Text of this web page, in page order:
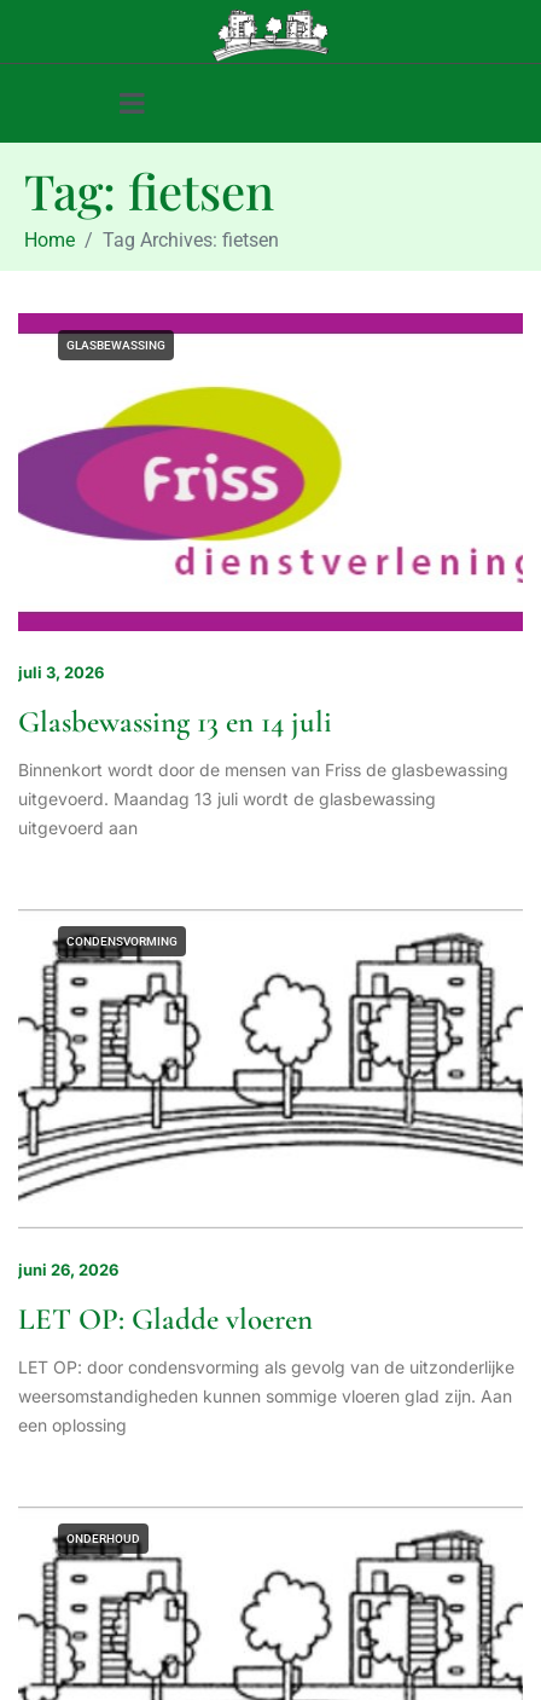
Tag: fietsen
Home Tag Archives: fietsen
GLASBEWASSING
juli 3, 2026
Glasbewassing 13 en 14 juli
Binnenkort wordt door de mensen van Friss de glasbewassing
uitgevoerd. Maandag 13 juli wordt de glasbewassing
uitgevoerd aan
CONDENSVORMING
juni 26, 2026
LET OP: Gladde vloeren
LET OP: door condensvorming als gevolg van de uitzonderlijke
weersomstandigheden kunnen sommige vloeren glad zijn. Aan
een oplossing
ONDERHOUD